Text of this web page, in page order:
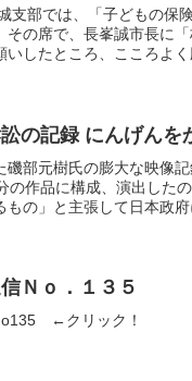
支部では、「子どもの保
その席で、長峯誠市長に
いしたところ、こころよ
訟の記録 にんげん
磯部元樹氏の膨大な映像
の作品に構成、演出した
の」と主張して日本政府
Ｎｏ．１３５
←クリック！